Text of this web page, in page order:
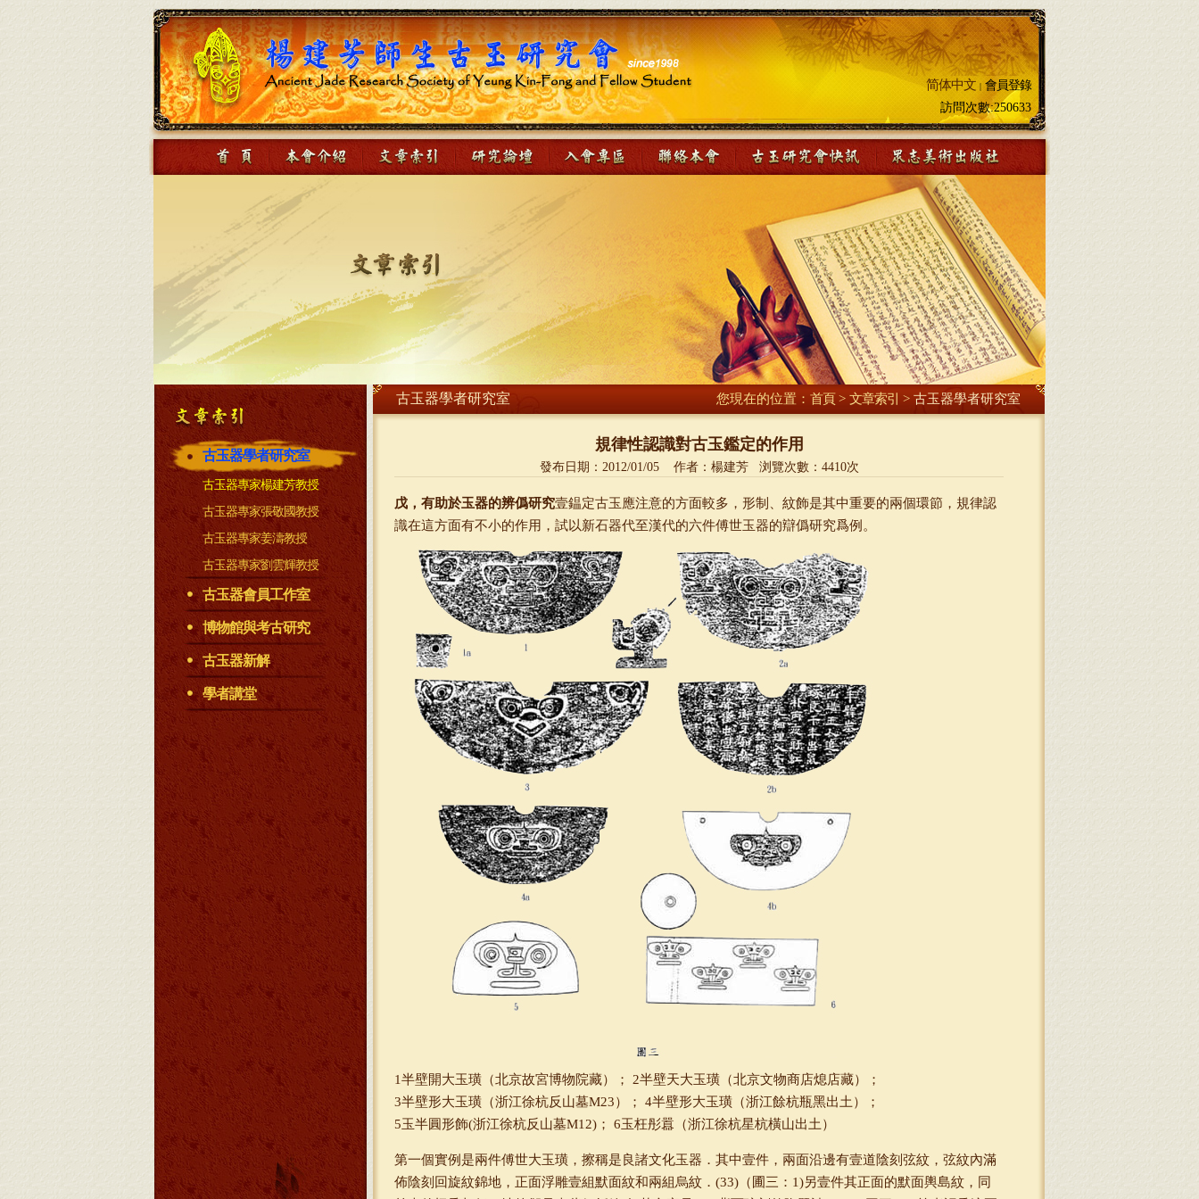
简体中文 | 會員登錄
訪問次數:250633
古玉器學者研究室
古玉器專家楊建芳教授
古玉器專家張敬國教授
古玉器專家姜濤教授
古玉器專家劉雲輝教授
古玉器會員工作室
博物館與考古研究
古玉器新解
學者講堂
古玉器學者研究室 您現在的位置： 首頁> 文章索引 > 古玉器學者研究室
規律性認識對古玉鑑定的作用
發布日期： 2012/01/05作者： 楊建芳浏覽次數： 4410次
戊，有助於玉器的辨僞研究壹鎾定古玉應注意的方面較多，形制、紋飾是其中重要的兩個環節，規律認
識在這方面有不小的作用，試以新石器代至漢代的六件傅世玉器的辯僞研究爲例。
1半壁開大玉璜（北京故宮博物院藏）； 2半壁天大玉璜（北京文物商店熄店藏）；
3半壁形大玉璜（浙江徐杭反山墓M23）； 4半壁形大玉璜（浙江餘杭瓶黑出土）；
5玉半圓形飾(浙江徐杭反山墓M12)； 6玉枉彤囂（浙江徐杭星杭橫山出土）
第一個實例是兩件傅世大玉璜，擦稱是良諸文化玉器．其中壹件，兩面沿邊有壹道陰刻弦紋，弦紋內滿
佈陰刻回旋紋錦地，正面浮雕壹組默面紋和兩組烏紋．(33)（圃三：1)另壹件其正面的默面輿島紋，同